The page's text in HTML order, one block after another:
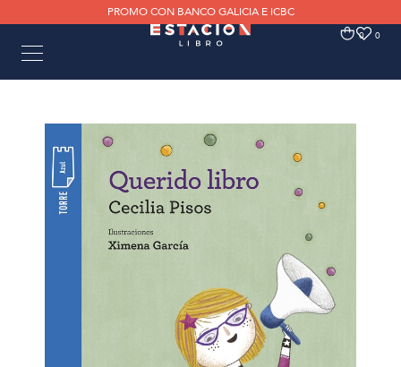
PROMO CON BANCO GALICIA E ICBC
0 0